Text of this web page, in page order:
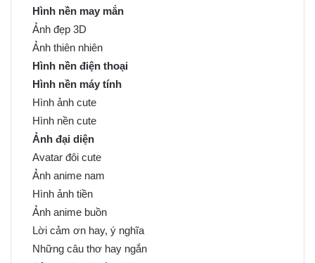
Hình nền may mắn
Ảnh đẹp 3D
Ảnh thiên nhiên
Hình nền điện thoại
Hình nền máy tính
Hình ảnh cute
Hình nền cute
Ảnh đại diện
Avatar đôi cute
Ảnh anime nam
Hình ảnh tiền
Ảnh anime buồn
Lời cảm ơn hay, ý nghĩa
Những câu thơ hay ngắn